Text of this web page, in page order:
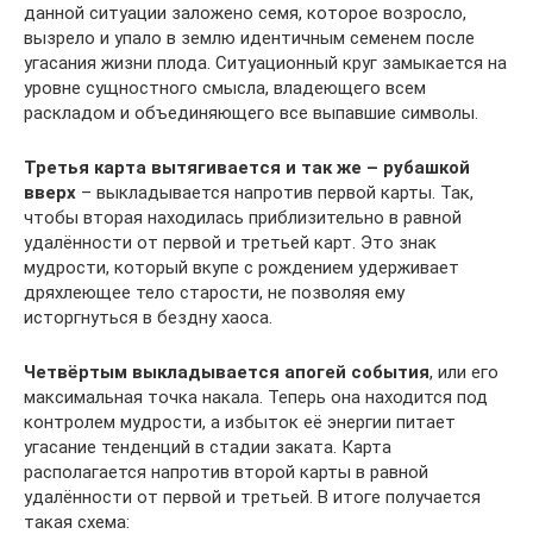
данной ситуации заложено семя, которое возросло,
вызрело и упало в землю идентичным семенем после
угасания жизни плода. Ситуационный круг замыкается на
уровне сущностного смысла, владеющего всем
раскладом и объединяющего все выпавшие символы.
Третья карта вытягивается и так же – рубашкой
вверх – выкладывается напротив первой карты. Так,
чтобы вторая находилась приблизительно в равной
удалённости от первой и третьей карт. Это знак
мудрости, который вкупе с рождением удерживает
дряхлеющее тело старости, не позволяя ему
исторгнуться в бездну хаоса.
Четвёртым выкладывается апогей события, или его
максимальная точка накала. Теперь она находится под
контролем мудрости, а избыток её энергии питает
угасание тенденций в стадии заката. Карта
располагается напротив второй карты в равной
удалённости от первой и третьей. В итоге получается
такая схема: